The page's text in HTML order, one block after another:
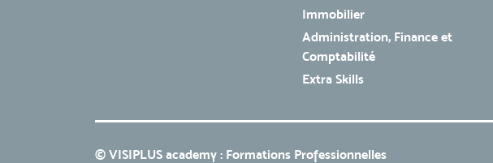
Immobilier
Administration, Finance et
Comptabilité
Extra Skills
© VISIPLUS academy : Formations Professionnelles